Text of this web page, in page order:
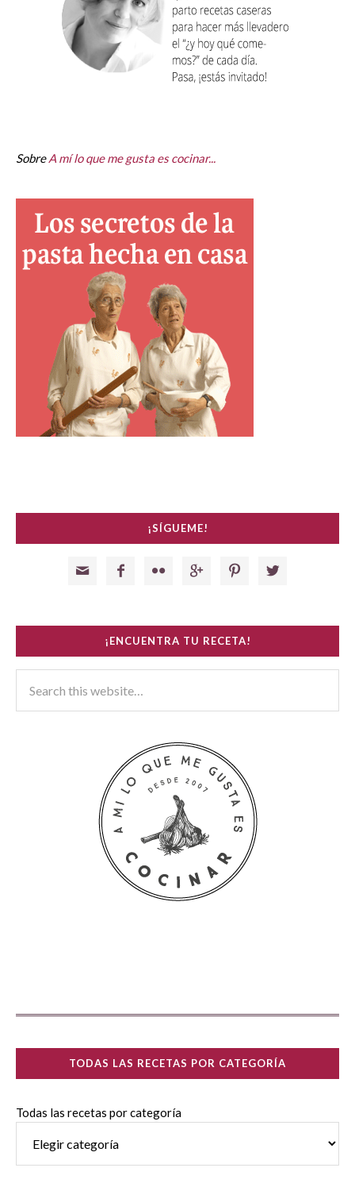
SobreA mí lo que me gusta es cocinar...
¡SÍGUEME!
     
¡ENCUENTRA TU RECETA!
TODAS LAS RECETAS POR CATEGORÍA
Todas las recetas por categoría